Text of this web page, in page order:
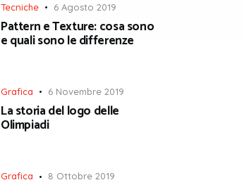
Tecniche 6 Agosto 2019
Pattern e Texture: cosa sono
e quali sono le differenze
Grafica 6 Novembre 2019
La storia del logo delle
Olimpiadi
Grafica 8 Ottobre 2019